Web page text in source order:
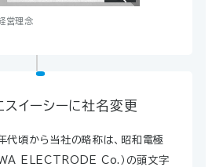
営理念
エスイーシーに社名変更
代頃から当社の略称は、昭和電極
ELECTRODE Co.）の頭文字